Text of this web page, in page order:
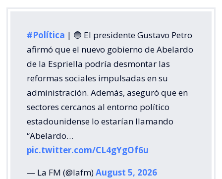
#Política | 🔵 El presidente Gustavo Petro
afirmó que el nuevo gobierno de Abelardo
de la Espriella podría desmontar las
reformas sociales impulsadas en su
administración. Además, aseguró que en
sectores cercanos al entorno político
estadounidense lo estarían llamando
“Abelardo…
pic.twitter.com/CL4gYgOf6u
— La FM (@lafm)August 5, 2026